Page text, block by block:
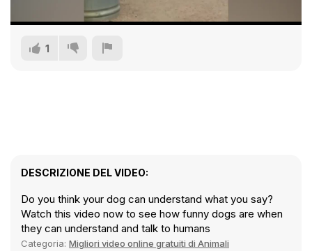
1
DESCRIZIONE DEL VIDEO:
Do you think your dog can understand what you say?
Watch this video now to see how funny dogs are when
they can understand and talk to humans
Categoria: Migliori video online gratuiti di Animali